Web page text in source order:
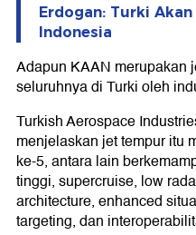
Erdogan: Turki
Indonesia
Adapun KAAN merupakan
seluruhnya di Turki oleh
Turkish Aerospace
menjelaskan jet tempur itu
ke-5, antara lain
tinggi, supercruise, low
architecture, enhanced
targeting, dan